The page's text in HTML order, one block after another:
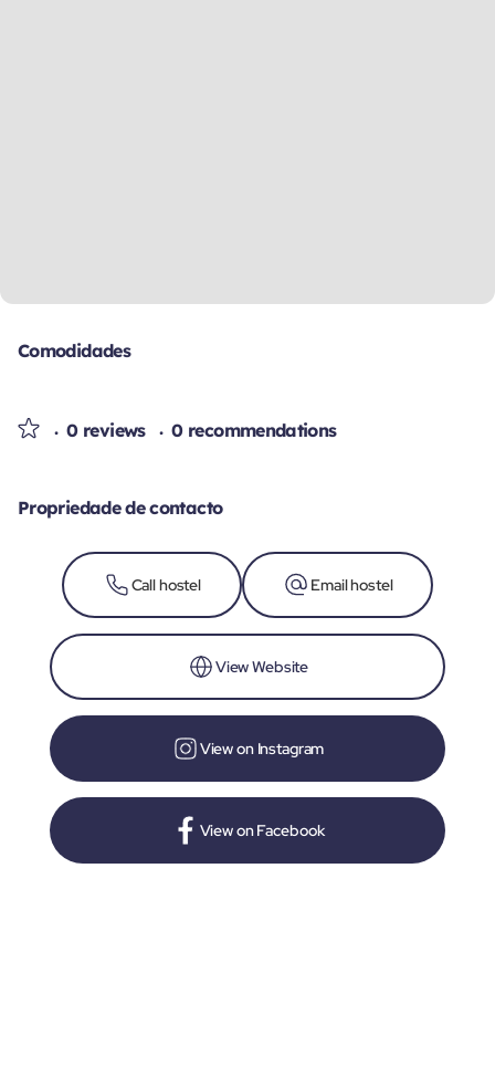
Comodidades
0 reviews 0 recommendations
Propriedade de contacto
Call hostel Email hostel
View Website
View on Instagram
View on Facebook